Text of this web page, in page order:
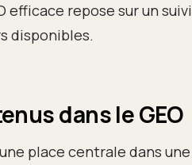
efficace repose sur un suivi
disponibles.
dans le GEO
place centrale dans une